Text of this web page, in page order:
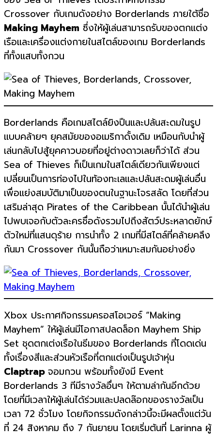
Crossover กับเกมดังอย่าง Borderlands ภายใต้ชื่อ
Making Mayhem ซึ่งให้ผู้เล่นสามารถรับของตกแต่ง
เรือและเครื่องแต่งกายในสไตล์ของเกม Borderlands
ที่ทั้งแสบทั้งกวน
Borderlands คือเกมสไตล์ยิงปืนและปล้นสะดมในรูป
แบบคล้ายๆ ยุคสมัยของอเมริกาดั้งเดิม เหมือนกับนำผู้
เล่นกลับไปสู้ยุคคาวบอยที่อยู่ต่างดาวเลยก็ว่าได้ ส่วน
Sea of ​​Thieves ก็เป็นเกมในสไตล์เดียวกันเพียงแต่
เปลี่ยนเป็นการท่องไปในท้องทะเลและปล้นสะดมผู้เล่นอื่น
เพื่อแย่งสมบัติมาเป็นของตนในฐานะโจรสลัด โดยที่ส่วน
เสริมล่าสุด Pirates of the Caribbean นั้นได้นำผู้เล่น
ไปพบเจอกับตัวละครชื่อดังรวมไปถึงสัตว์ประหลาดยักษ์
ตัวใหม่ที่แสนดุร้าย การนำทั้ง 2 เกมที่มีสไตล์ที่คล้ายคลึง
กันมา Crossover กันนั้นถือว่าเหมาะสมกันอย่างยิ่ง
Xbox ประกาศกิจกรรมครอสโอเวอร์ “Making
Mayhem” ให้ผู้เล่นมีโอกาสปลดล็อก Mayhem Ship
Set ชุดตกเต่งเรือในธีมของ Borderlands ที่โดดเด่น
ทั้งเรื่องสีและส่วนหัวเรือที่ตกแต่งเป็นรูปเจ้าหุ่น
Claptrap จอมกวน พร้อมทั้งยังมี Event
Borderlands 3 ทีมีรางวัลอื่นๆ ให้ตามล่ากันอีกด้วย
โดยที่มีเวลาให้ผู้เล่นได้ร่วมและปลดล๊อกของรางวัลเป็น
เวลา 72 ชั่วโมง โดยกิจกรรมดังกล่าวนี้จะมีผลตั้งแต่วัน
ที่ 24 สิงหาคม ถึง 7 กันยายน โดยเริ่มต้นที่ Larinna ผู้